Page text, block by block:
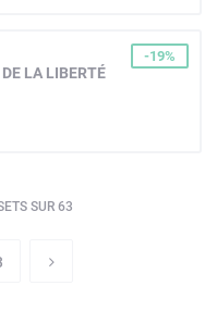
LA LIBERTÉ
-19%
SUR 63